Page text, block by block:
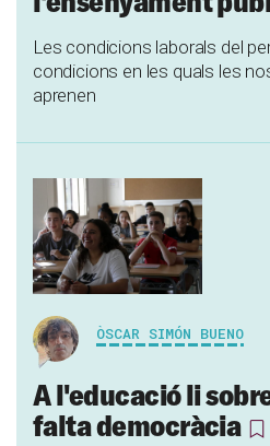
Les condicions laborals del
condicions en les quals les
aprenen
ÒSCAR SIMÓN BUENO
A l'educació li
falta democràcia